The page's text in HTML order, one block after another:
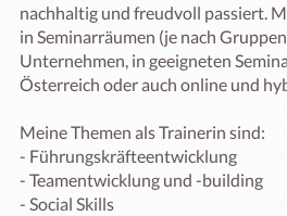
nachhaltig und freudvoll passiert.
in Seminarräumen (je nach
Unternehmen, in geeigneten
Österreich oder auch online und
Meine Themen als Trainerin sind:
- Führungskräfteentwicklung
- Teamentwicklung und -building
- Social Skills